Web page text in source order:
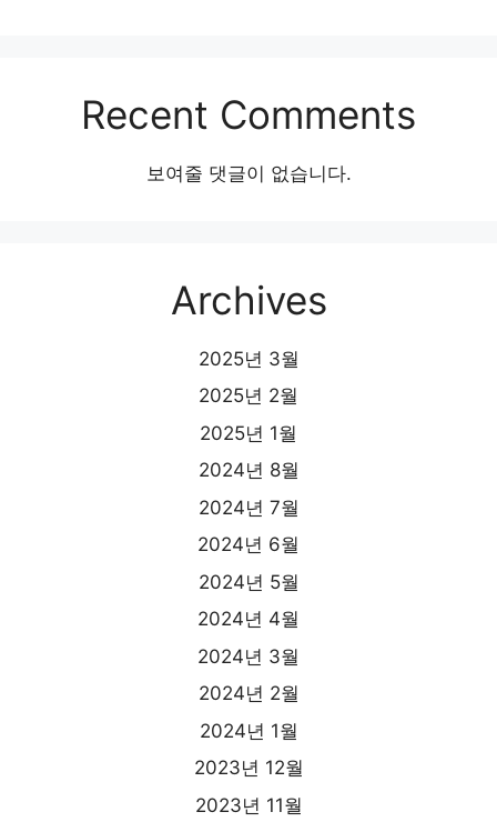
Recent Comments
보여줄 댓글이 없습니다.
Archives
2025년 3월
2025년 2월
2025년 1월
2024년 8월
2024년 7월
2024년 6월
2024년 5월
2024년 4월
2024년 3월
2024년 2월
2024년 1월
2023년 12월
2023년 11월